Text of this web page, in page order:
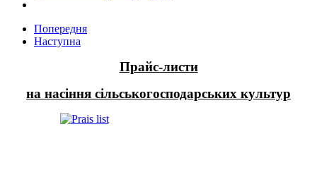
Попередня
Наступна
Прайс-листи
на насіння сільськогосподарських культур